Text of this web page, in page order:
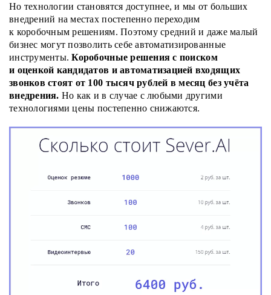
Но технологии становятся доступнее, и мы от больших
внедрений на местах постепенно переходим
к коробочным решениям. Поэтому средний и даже малый
бизнес могут позволить себе автоматизированные
инструменты.Коробочные решения с поиском
и оценкой кандидатов и автоматизацией входящих
звонков стоят от 100 тысяч рублей в месяц без учёта
внедрения. Но как и в случае с любыми другими
технологиями цены постепенно снижаются.